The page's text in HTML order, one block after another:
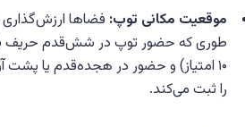
موقعیت مکانی توپ: فضاها ارزش‌گذاری
طوری که حضور توپ در شش‌قدم حریف
۱۰ امتیاز) و حضور در هجده‌قدم یا پشت
را ثبت می‌کند.